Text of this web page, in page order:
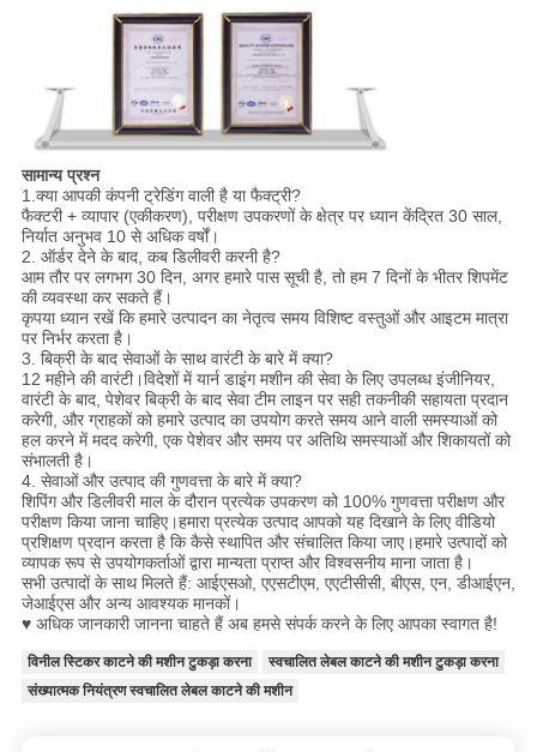
सामान्य प्रश्न
1.क्या आपकी कंपनी ट्रेडिंग वाली है या फैक्ट्री?
फैक्टरी + व्यापार (एकीकरण), परीक्षण उपकरणों के क्षेत्र पर ध्यान केंद्रित 30 साल,
निर्यात अनुभव 10 से अधिक वर्षों।
2. ऑर्डर देने के बाद, कब डिलीवरी करनी है?
आम तौर पर लगभग 30 दिन, अगर हमारे पास सूची है, तो हम 7 दिनों के भीतर शिपमेंट
की व्यवस्था कर सकते हैं।
कृपया ध्यान रखें कि हमारे उत्पादन का नेतृत्व समय विशिष्ट वस्तुओं और आइटम मात्रा
पर निर्भर करता है।
3. बिक्री के बाद सेवाओं के साथ वारंटी के बारे में क्या?
12 महीने की वारंटी।विदेशों में यार्न डाइंग मशीन की सेवा के लिए उपलब्ध इंजीनियर,
वारंटी के बाद, पेशेवर बिक्री के बाद सेवा टीम लाइन पर सही तकनीकी सहायता प्रदान
करेगी, और ग्राहकों को हमारे उत्पाद का उपयोग करते समय आने वाली समस्याओं को
हल करने में मदद करेगी, एक पेशेवर और समय पर अतिथि समस्याओं और शिकायतों को
संभालती है।
4. सेवाओं और उत्पाद की गुणवत्ता के बारे में क्या?
शिपिंग और डिलीवरी माल के दौरान प्रत्येक उपकरण को 100% गुणवत्ता परीक्षण और
परीक्षण किया जाना चाहिए।हमारा प्रत्येक उत्पाद आपको यह दिखाने के लिए वीडियो
प्रशिक्षण प्रदान करता है कि कैसे स्थापित और संचालित किया जाए।हमारे उत्पादों को
व्यापक रूप से उपयोगकर्ताओं द्वारा मान्यता प्राप्त और विश्वसनीय माना जाता है।
सभी उत्पादों के साथ मिलते हैं: आईएसओ, एएसटीएम, एएटीसीसी, बीएस, एन, डीआईएन,
जेआईएस और अन्य आवश्यक मानकों।
♥ अधिक जानकारी जानना चाहते हैं अब हमसे संपर्क करने के लिए आपका स्वागत है!
विनील स्टिकर काटने की मशीन टुकड़ा करना
स्वचालित लेबल काटने की मशीन टुकड़ा करना
संख्यात्मक नियंत्रण स्वचालित लेबल काटने की मशीन